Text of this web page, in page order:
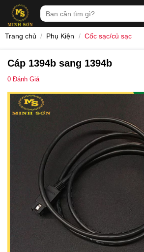
content
Tìm
kiếm:
Trang chủ / Phụ Kiện / Cốc sạc/củ sạc
Cáp 1394b sang 1394b
0 Đánh Giá